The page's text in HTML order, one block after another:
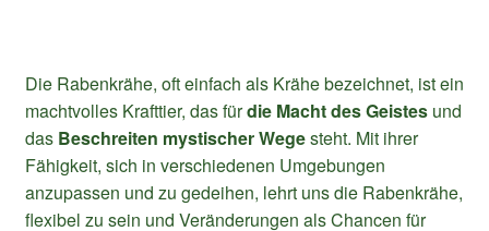
Die Rabenkrähe, oft einfach als Krähe bezeichnet, ist ein
machtvolles Krafttier, das fürdie Macht des Geistes und
das Beschreiten mystischer Wegesteht. Mit ihrer
Fähigkeit, sich in verschiedenen Umgebungen
anzupassen und zu gedeihen, lehrt uns die Rabenkrähe,
flexibel zu sein und Veränderungen als Chancen für